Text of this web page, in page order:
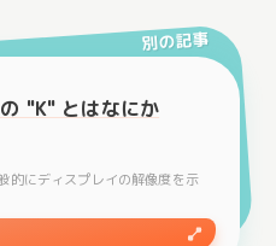
別の記事
"K" とはなにか
的にディスプレイの解像度を示